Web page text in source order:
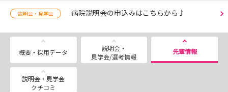
説明会・見学会 病院説明会の申込みはこちらから♪
概要・採用データ
説明会・
見学会/選考情報
先輩情報
説明会・見学会
クチコミ